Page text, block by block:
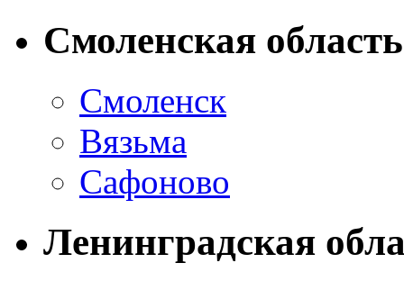
Смоленская область
Смоленск
Вязьма
Сафоново
Ленинградская